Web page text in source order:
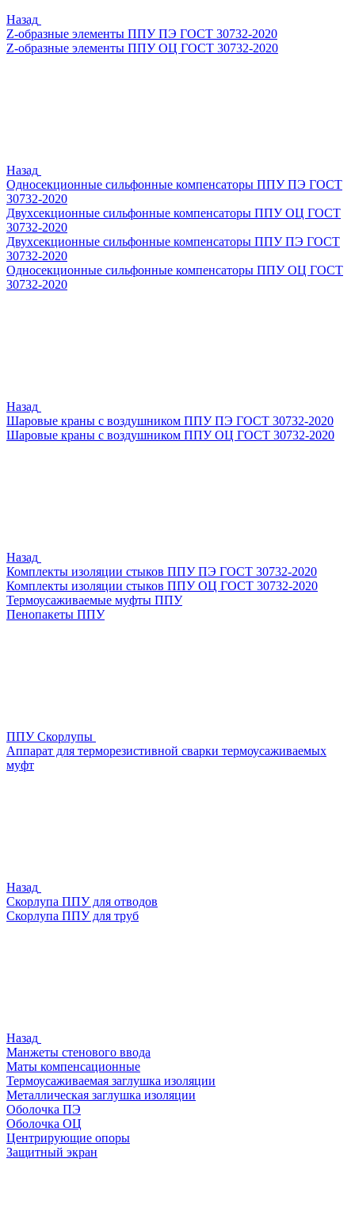
Назад
Z-образные элементы ППУ ПЭ ГОСТ 30732-2020
Z-образные элементы ППУ ОЦ ГОСТ 30732-2020
Назад
Односекционные сильфонные компенсаторы ППУ ПЭ ГОСТ
30732-2020
Двухсекционные сильфонные компенсаторы ППУ ОЦ ГОСТ
30732-2020
Двухсекционные сильфонные компенсаторы ППУ ПЭ ГОСТ
30732-2020
Односекционные сильфонные компенсаторы ППУ ОЦ ГОСТ
30732-2020
Назад
Шаровые краны с воздушником ППУ ПЭ ГОСТ 30732-2020
Шаровые краны с воздушником ППУ ОЦ ГОСТ 30732-2020
Назад
Комплекты изоляции стыков ППУ ПЭ ГОСТ 30732-2020
Комплекты изоляции стыков ППУ ОЦ ГОСТ 30732-2020
Термоусаживаемые муфты ППУ
Пенопакеты ППУ
ППУ Скорлупы
Аппарат для терморезистивной сварки термоусаживаемых
муфт
Назад
Скорлупа ППУ для отводов
Скорлупа ППУ для труб
Назад
Манжеты стенового ввода
Маты компенсационные
Термоусаживаемая заглушка изоляции
Металлическая заглушка изоляции
Оболочка ПЭ
Оболочка ОЦ
Центрирующие опоры
Защитный экран